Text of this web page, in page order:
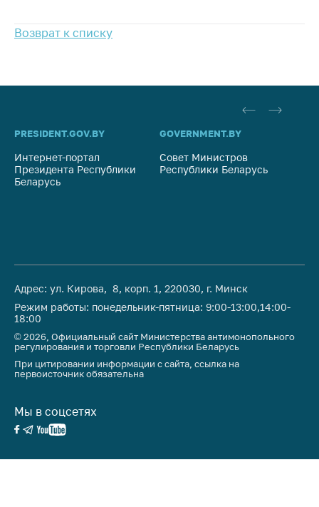
Рекомендации по
обслуживания
Обучение по
вопросам
Возврат к списку
PRESIDENT.GOV.BY
Интернет-портал
Президента Республики
Беларусь
GOVERNMENT.BY
Совет Министров
Республики Беларусь
Адрес: ул. Кирова, 8, корп. 1, 220030, г. Минск
Режим работы: понедельник-пятница: 9:00-13:00,14:00-
18:00
© 2026, Официальный сайт Министерства антимонопольного
регулирования и торговли Республики Беларусь
При цитировании информации с сайта, ссылка на
первоисточник обязательна
Мы в соцсетях